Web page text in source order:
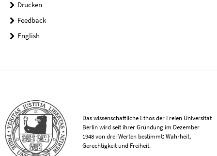
Drucken
Feedback
English
Das wissenschaftliche Ethos der Freien Universität
Berlin wird seit ihrer Gründung im Dezember
1948 von drei Werten bestimmt: Wahrheit,
Gerechtigkeit und Freiheit.